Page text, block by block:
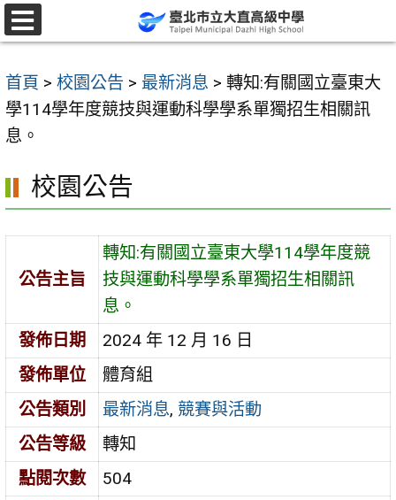
跳
至
要
內
容
首頁 > 校園公告 > 最新消息 > 轉知:有關國立臺東大
學114學年度競技與運動科學學系單獨招生相關訊
息。
校園公告
公告主旨
轉知:有關國立臺東大學114學年度競
技與運動科學學系單獨招生相關訊
息。
發佈日期
2024 年 12 月 16 日
發佈單位
體育組
公告類別
最新消息, 競賽與活動
公告等級
轉知
點閱次數
504
選
單